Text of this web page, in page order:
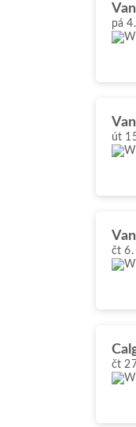
pá
út
čt 6.
čt